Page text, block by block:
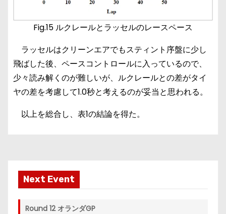
Fig.15 ルクレールとラッセルのレースペース
ラッセルはクリーンエアでもスティント序盤に少し
飛ばした後、ペースコントロールに入っているので、
少々読み解くのが難しいが、ルクレールとの差がタイ
ヤの差を考慮して1.0秒と考えるのが妥当と思われる。
以上を総合し、表1の結論を得た。
Next Event
Round 12 オランダGP